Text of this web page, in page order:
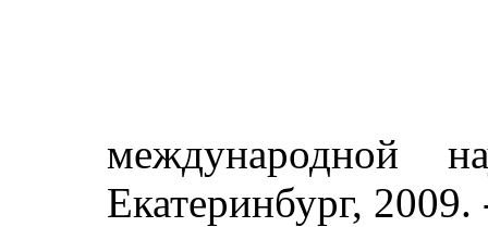
международной
Екатеринбург,